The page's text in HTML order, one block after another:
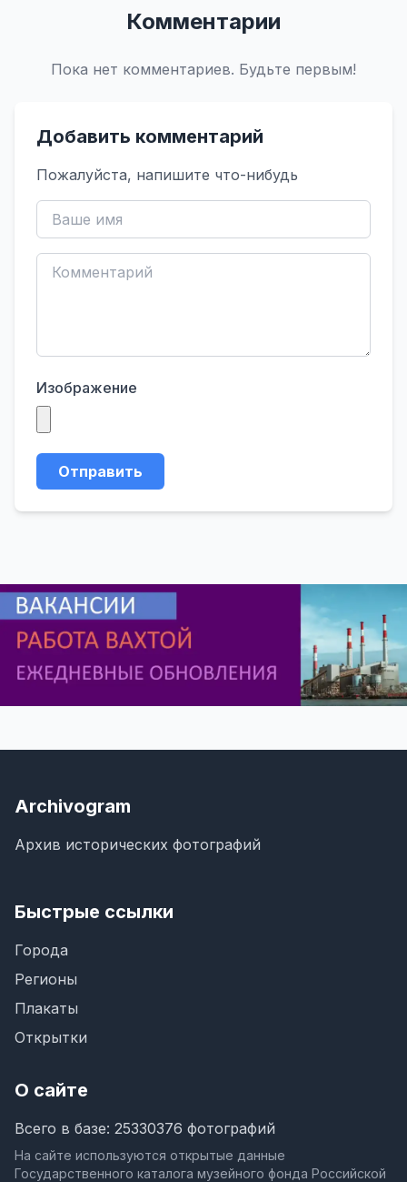
Комментарии
Пока нет комментариев. Будьте первым!
Добавить комментарий
Пожалуйста, напишите что-нибудь
Изображение
Отправить
Archivogram
Архив исторических фотографий
Быстрые ссылки
Города
Регионы
Плакаты
Открытки
О сайте
Всего в базе: 25330376 фотографий
На сайте используются открытые данные
Государственного каталога музейного фонда Российской